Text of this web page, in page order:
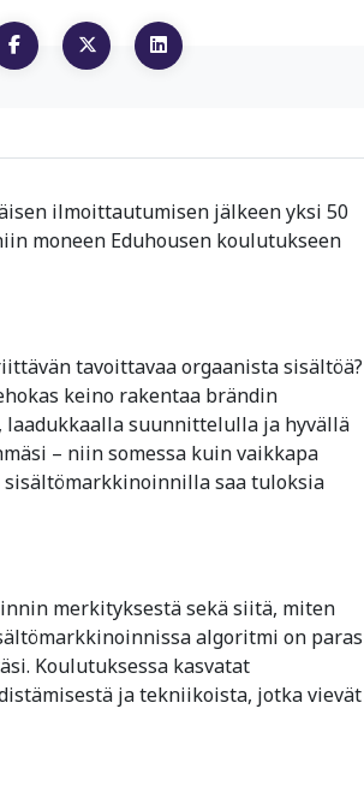
ilmoittautumisen jälkeen yksi 50
moneen Eduhousen koulutukseen
tavoittavaa orgaanista sisältöä?
keino rakentaa brändin
suunnittelulla ja hyvällä
– niin somessa kuin vaikkapa
saa tuloksia
merkityksestä sekä siitä, miten
algoritmi on paras
Koulutuksessa kasvatat
ja tekniikoista, jotka vievät